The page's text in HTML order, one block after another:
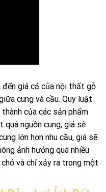
giá cả của nội thất gỗ
cung và cầu. Quy luật
của các sản phẩm
quá nguồn cung, giá sẽ
lớn hơn nhu cầu, giá sẽ
ảnh hưởng quá nhiều
và chỉ xảy ra trong một